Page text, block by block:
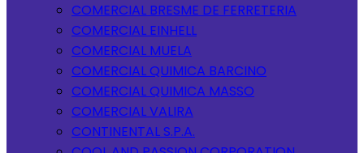
COMERCIAL BRESME DE FERRETERIA
COMERCIAL EINHELL
COMERCIAL MUELA
COMERCIAL QUIMICA BARCINO
COMERCIAL QUIMICA MASSO
COMERCIAL VALIRA
CONTINENTAL S.P.A.